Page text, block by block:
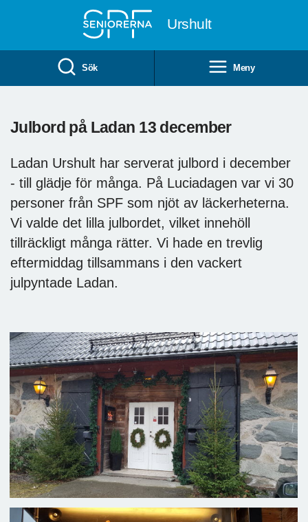
Urshult
Sök Meny
Julbord på Ladan 13 december
Ladan Urshult har serverat julbord i december
- till glädje för många. På Luciadagen var vi 30
personer från SPF som njöt av läckerheterna.
Vi valde det lilla julbordet, vilket innehöll
tillräckligt många rätter. Vi hade en trevlig
eftermiddag tillsammans i den vackert
julpyntade Ladan.